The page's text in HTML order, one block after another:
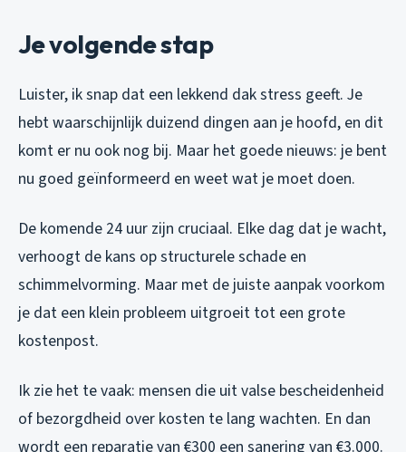
Je volgende stap
Luister, ik snap dat een lekkend dak stress geeft. Je
hebt waarschijnlijk duizend dingen aan je hoofd, en dit
komt er nu ook nog bij. Maar het goede nieuws: je bent
nu goed geïnformeerd en weet wat je moet doen.
De komende 24 uur zijn cruciaal. Elke dag dat je wacht,
verhoogt de kans op structurele schade en
schimmelvorming. Maar met de juiste aanpak voorkom
je dat een klein probleem uitgroeit tot een grote
kostenpost.
Ik zie het te vaak: mensen die uit valse bescheidenheid
of bezorgdheid over kosten te lang wachten. En dan
wordt een reparatie van €300 een sanering van €3.000.